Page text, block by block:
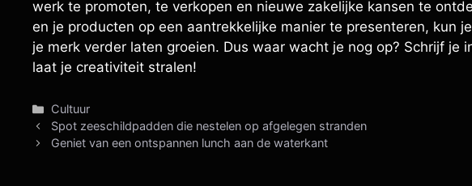
werk te promoten, te verkopen en nieuwe zakelijke kansen te
en je producten op een aantrekkelijke manier te presenteren, kun
je merk verder laten groeien. Dus waar wacht je nog op? Schrijf je
laat je creativiteit stralen!
Categorieën
Cultuur
Spot zeeschildpadden die nestelen op afgelegen stranden
Geniet van een ontspannen lunch aan de waterkant